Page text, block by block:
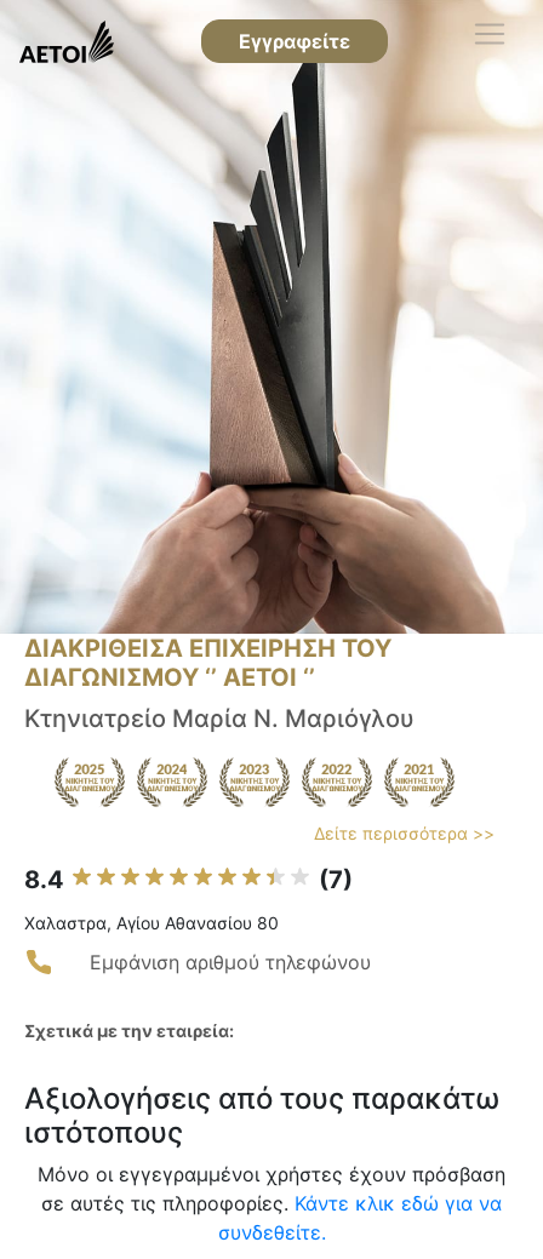
Εγγραφείτε
ΔΙΑΚΡΙΘΕΙΣΑ ΕΠΙΧΕΙΡΗΣΗ ΤΟΥ
ΔΙΑΓΩΝΙΣΜΟΥ ‘’ ΑΕΤΟΙ ‘’
Κτηνιατρείο Μαρία Ν. Μαριόγλου
Δείτε περισσότερα >>
8.4 (7)
Χαλαστρα, Αγίου Αθανασίου 80
Εμφάνιση αριθμού τηλεφώνου
Σχετικά με την εταιρεία:
Αξιολογήσεις από τους παρακάτω
ιστότοπους
Μόνο οι εγγεγραμμένοι χρήστες έχουν πρόσβαση
σε αυτές τις πληροφορίες. Κάντε κλικ εδώ για να
συνδεθείτε.